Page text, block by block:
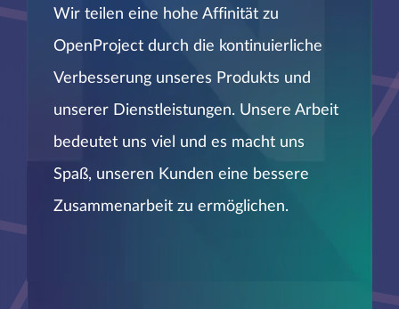
Wir teilen eine hohe Affinität zu
OpenProject durch die kontinuierliche
Verbesserung unseres Produkts und
unserer Dienstleistungen. Unsere Arbeit
bedeutet uns viel und es macht uns
Spaß, unseren Kunden eine bessere
Zusammenarbeit zu ermöglichen.